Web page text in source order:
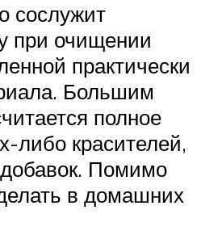
сослужит
при очищении
практически
Большим
полное
либо красителей,
Помимо
в домашних